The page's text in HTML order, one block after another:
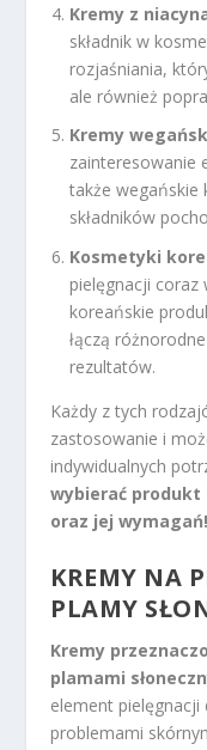
Kremy z
składnik w
rozjaśniania,
ale również
Kremy
zainteresowanie
także wegańskie
składników
Kosmetyki
pielęgnacji coraz
koreańskie
łączą
rezultatów.
Każdy z tych
zastosowanie i
indywidualnych
wybierać produkt
oraz jej wymagań!
KREMY NA
PLAMY
Kremy
plamami
element
problemami